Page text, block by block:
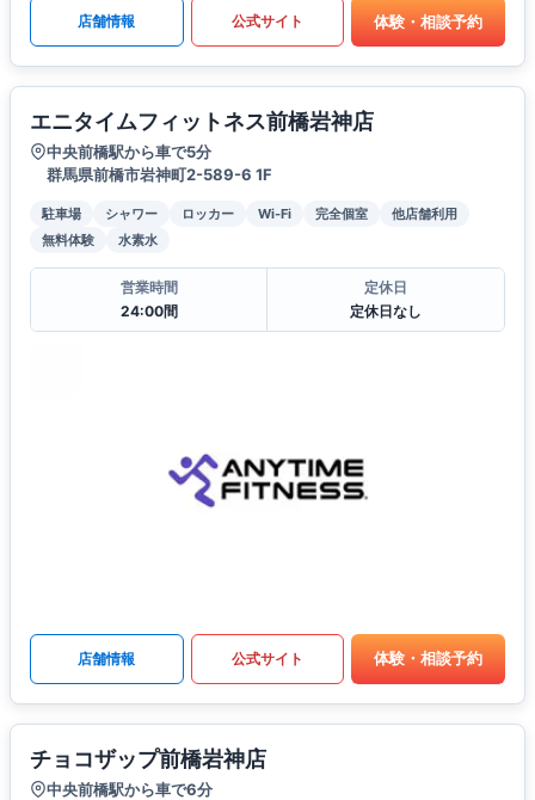
店舗情報 公式サイト 体験・相談予約
エニタイムフィットネス前橋岩神店
中央前橋駅から車で5分
群馬県前橋市岩神町2-589-6 1F
駐車場 シャワー ロッカー Wi-Fi 完全個室
他店舗利用
無料体験
水素水
営業時間
24:00間
定休日
定休日なし
店舗情報 公式サイト 体験・相談予約
チョコザップ前橋岩神店
中央前橋駅から車で6分